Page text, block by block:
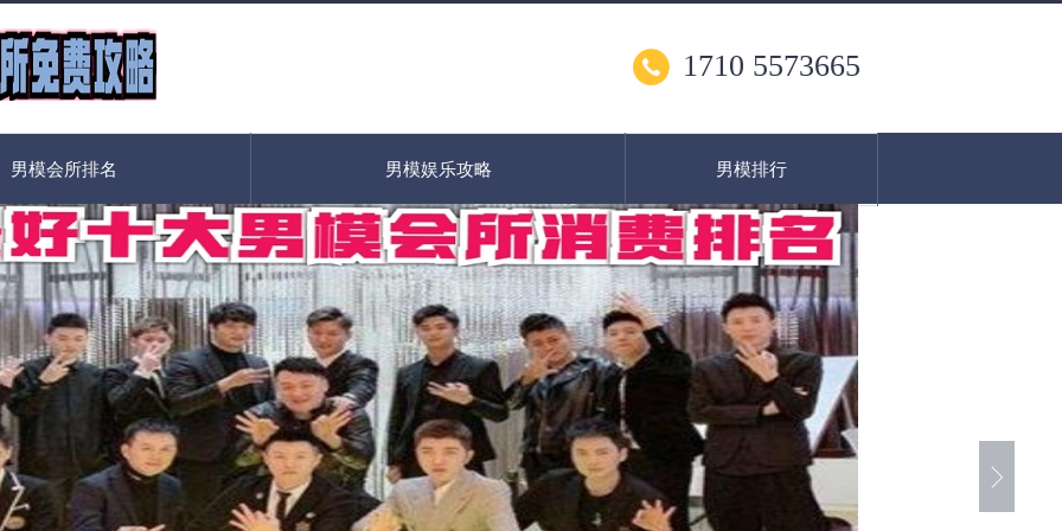
1710 5573665
男模会所排名 男模娱乐攻略 男模排行